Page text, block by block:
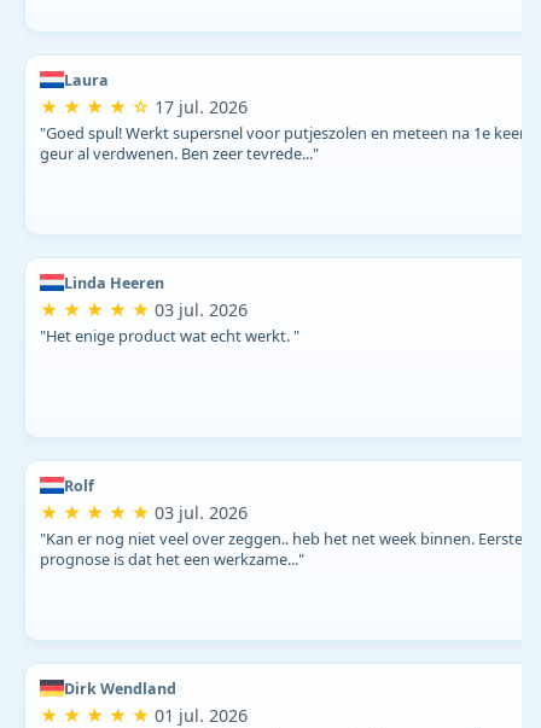
Laura
★ ★ ★ ★ ☆ 17 jul. 2026
"Goed spul! Werkt supersnel voor putjeszolen en meteen na 1e keer
geur al verdwenen. Ben zeer tevrede..."
Linda Heeren
★ ★ ★ ★ ★ 03 jul. 2026
"Het enige product wat echt werkt. "
Rolf
★ ★ ★ ★ ★ 03 jul. 2026
"Kan er nog niet veel over zeggen.. heb het net week binnen. Eerste
prognose is dat het een werkzame..."
Dirk Wendland
★ ★ ★ ★ ★ 01 jul. 2026